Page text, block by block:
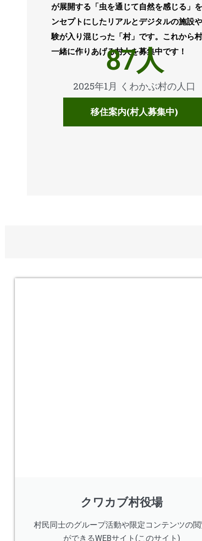
が展開する「虫を通じて自然を感じる」
ンセプトにしたリアルとデジタルの施設
験が入り混じった「村」です。これから
一緒に作りあげる村人を募集中です！
2025年1月 くわかぶ村の人口
87人
移住案内(村人募集中)
クワカブ村役場
村民同士のグループ活動や限定コンテンツの
ができるWEBサイト(このサイト)